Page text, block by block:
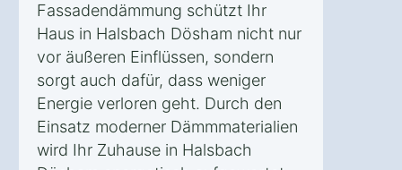
Fassadendämmung schützt Ihr
Haus in Halsbach Dösham nicht nur
vor äußeren Einflüssen, sondern
sorgt auch dafür, dass weniger
Energie verloren geht. Durch den
Einsatz moderner Dämmmaterialien
wird Ihr Zuhause in Halsbach